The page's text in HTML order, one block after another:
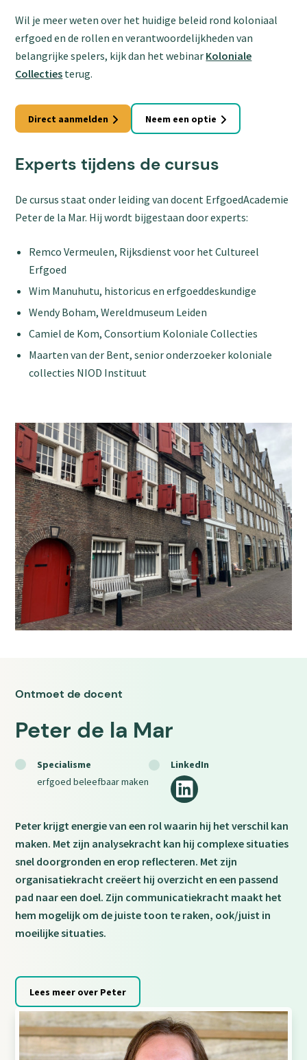
Wil je meer weten over het huidige beleid rond koloniaal
erfgoed en de rollen en verantwoordelijkheden van
belangrijke spelers, kijk dan het webinar Koloniale
Collecties terug.
Direct aanmelden Neem een optie
Experts tijdens de cursus
De cursus staat onder leiding van docent ErfgoedAcademie
Peter de la Mar. Hij wordt bijgestaan door experts:
Remco Vermeulen, Rijksdienst voor het Cultureel
Erfgoed
Wim Manuhutu, historicus en erfgoeddeskundige
Wendy Boham, Wereldmuseum Leiden
Camiel de Kom, Consortium Koloniale Collecties
Maarten van der Bent, senior onderzoeker koloniale
collecties NIOD Instituut
Peter de la Mar
Ontmoet de docent
Specialisme
erfgoed beleefbaar maken
Social
media
LinkedIn
Peter krijgt energie van een rol waarin hij het verschil kan
maken. Met zijn analysekracht kan hij complexe situaties
snel doorgronden en erop reflecteren. Met zijn
organisatiekracht creëert hij overzicht en een passend
pad naar een doel. Zijn communicatiekracht maakt het
hem mogelijk om de juiste toon te raken, ook/juist in
moeilijke situaties.
Lees meer over Peter